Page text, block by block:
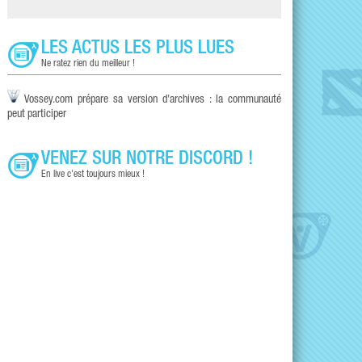
LES ACTUS LES PLUS LUES
Ne ratez rien du meilleur !
Vossey.com prépare sa version d'archives : la communauté
peut participer
VENEZ SUR NOTRE DISCORD !
En live c'est toujours mieux !